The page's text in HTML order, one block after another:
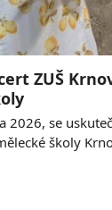
ZUŠ
2026, se
školy